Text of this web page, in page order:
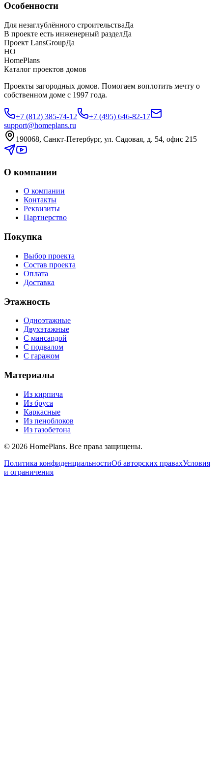
Особенности
Для незаглублённого строительстваДа
В проекте есть инженерный разделДа
Проект LansGroupДа
HO
HomePlans
Каталог проектов домов
Проекты загородных домов. Помогаем воплотить мечту о
собственном доме с 1997 года.
+7 (812) 385-74-12
+7 (495) 646-82-17
support@homeplans.ru
190068, Санкт-Петербург, ул. Садовая, д. 54, офис 215
О компании
О компании
Контакты
Реквизиты
Партнерство
Покупка
Выбор проекта
Состав проекта
Оплата
Доставка
Этажность
Одноэтажные
Двухэтажные
С мансардой
С подвалом
С гаражом
Материалы
Из кирпича
Из бруса
Каркасные
Из пеноблоков
Из газобетона
© 2026 HomePlans. Все права защищены.
Политика конфиденциальностиОб авторских правахУсловия
и ограничения